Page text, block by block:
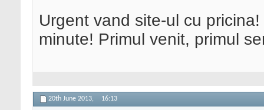
Urgent vand site-ul cu
minute! Primul venit, primul
20th June 2013, 16:13